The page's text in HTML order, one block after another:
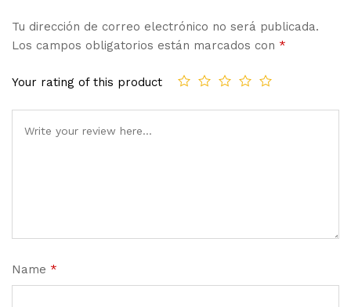
Tu dirección de correo electrónico no será publicada.
Los campos obligatorios están marcados con *
Your rating of this product
Name *